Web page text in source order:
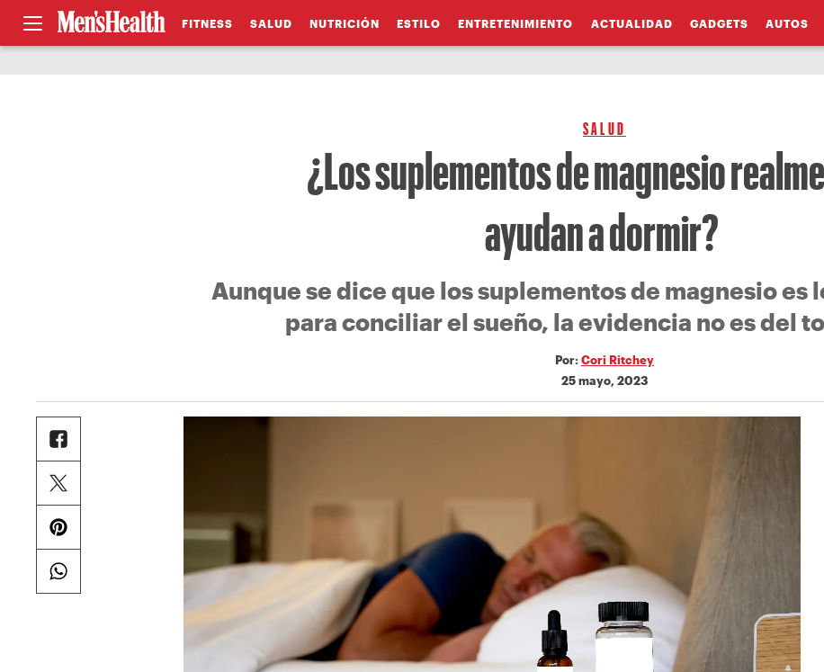
FITNESS SALUD NUTRICIÓN ESTILO ENTRETENIMIENTO ACTUALIDAD GADGETS AUTOS
SALUD
¿Los suplementos de magnesio
ayudan a dormir?
Aunque se dice que los suplementos de magnesio es
para conciliar el sueño, la evidencia no es del
Por: Cori Ritchey
25 mayo, 2023